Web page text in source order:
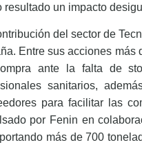
resultado un impacto
del sector de
Entre sus acciones
ante la falta de
sanitarios,
para facilitar las
por Fenin en
más de 700